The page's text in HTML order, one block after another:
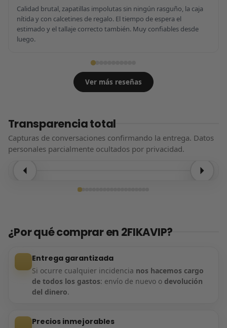
Calidad brutal, zapatillas impolutas sin ningún rasguño, la caja
nítida y con calcetines de regalo. El tiempo de espera el
estimado y el tallaje correcto también. Muy confiables desde
luego.
Ver más reseñas
Transparencia total
Capturas de conversaciones confirmando la entrega. Datos
personales parcialmente ocultados por privacidad.
¿Por qué comprar en 2FIKAVIP?
Entrega garantizada
Si ocurre cualquier incidencia nos hacemos cargo
de todos los gastos: envío de nuevo o devolución
del dinero.
Precios inmejorables